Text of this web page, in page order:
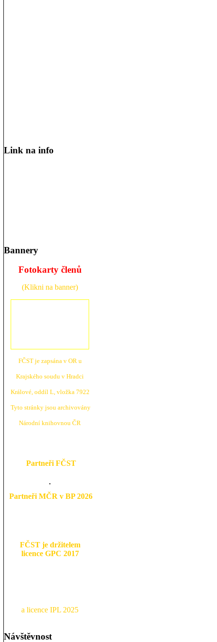
Link na info
Bannery
Fotokarty členů
(Klikni na banner)
FČST je zapsána v OR u
Krajského soudu v Hradci
Králové, oddíl L, vložka 7922
Tyto stránky jsou archivovány
Národní knihovnou ČR
Partneři FČST
Partneři MČR v BP 2026
FČST je držitelem
licence GPC 2017
a licence IPL 2025
Návštěvnost